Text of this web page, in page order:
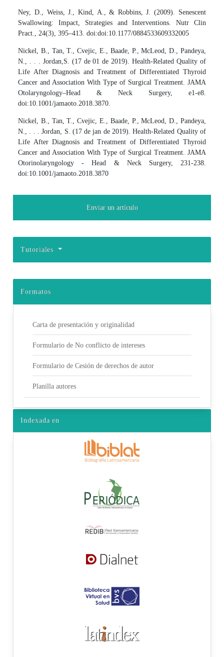
Ney, D., Weiss, J., Kind, A., & Robbins, J. (2009). Senescent
Swallowing: Impact, Strategies and Interventions. Nutr Clin
Pract., 24(3), 395–413. doi:doi:10.1177/0884533609332005
Nickel, B., Tan, T., Cvejic, E., Baade, P., McLeod, D., Pandeya,
N., . . . Jordan,S. (17 de 01 de 2019). Health-Related Quality of
Life After Diagnosis and Treatment of Differentiated Thyroid
Cancer and Association With Type of Surgical Treatment. JAMA
Otolaryngology–Head & Neck Surgery, e1-e8.
doi:10.1001/jamaoto.2018.3870.
Nickel, B., Tan, T., Cvejic, E., Baade, P., McLeod, D., Pandeya,
N., . . . Jordan, S. (17 de jan de 2019). Health-Related Quality of
Life After Diagnosis and Treatment of Differentiated Thyroid
Cancer and Association With Type of Surgical Treatment. JAMA
Otorinolaryngology - Head & Neck Surgery, 231-238.
doi:10.1001/jamaoto.2018.3870
Enviar un artículo
Tutoriales
Formatos
Carta de presentación y originalidad
Formulario de No conflicto de intereses
Formulario de Cesión de derechos de autor
Planilla autores
Indexada en